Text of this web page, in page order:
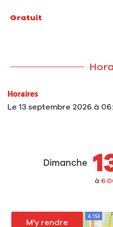
Gratuit
Horaires
Le 13 septembre 2026 à
Dimanche
à
M'y rendre